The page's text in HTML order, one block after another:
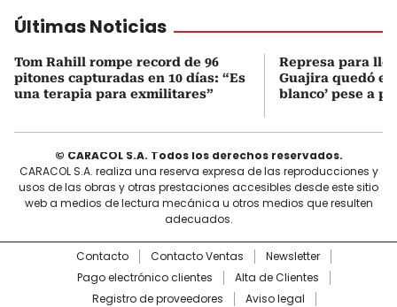
Últimas Noticias
Tom Rahill rompe record de 96
pitones capturadas en 10 días: “Es
una terapia para exmilitares”
Represa para
Guajira quedó en
blanco’ pese a
© CARACOL S.A. Todos los derechos reservados.
CARACOL S.A. realiza una reserva expresa de las reproducciones y
usos de las obras y otras prestaciones accesibles desde este sitio
web a medios de lectura mecánica u otros medios que resulten
adecuados.
Contacto Contacto Ventas
Newsletter
Pago electrónico clientes
Alta de Clientes
Registro de proveedores
Aviso legal